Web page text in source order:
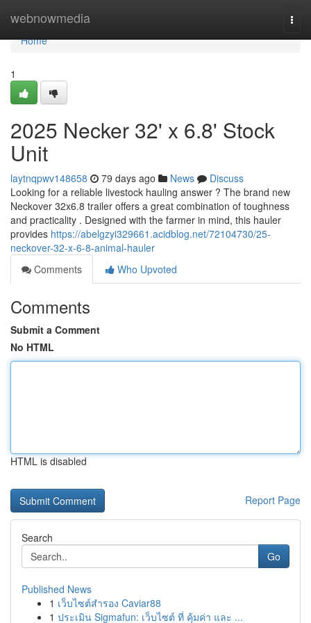
webnowmedia
Home
Home
1
2025 Necker 32' x 6.8' Stock
Unit
laytnqpwv148658 79 days ago News
Discuss
Looking for a reliable livestock hauling answer ? The brand new
Neckover 32x6.8 trailer offers a great combination of toughness
and practicality . Designed with the farmer in mind, this hauler
provides https://abelgzyi329661.acidblog.net/72104730/25-
neckover-32-x-6-8-animal-hauler
Comments
Who Upvoted
Comments
Submit a Comment
No HTML
HTML is disabled
Report Page
Search
Go
Published News
1 เว็บไซต์สำรอง Caviar88
1 ประเมิน Sigmafun: เว็บไซต์ ที่ คุ้มค่า และ ...